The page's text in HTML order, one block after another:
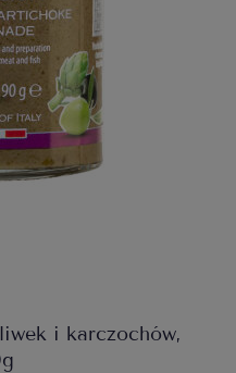
i karczochów,